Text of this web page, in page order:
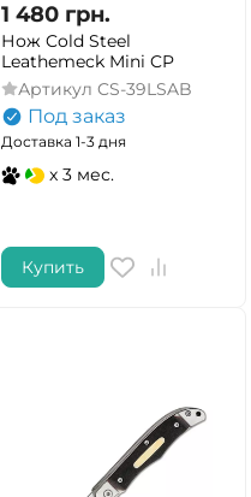
1 480 грн.
Нож Cold Steel
Leathemeck Mini CP
Артикул CS-39LSAB
Под заказ
Доставка 1-3 дня
x 3 мес.
Купить